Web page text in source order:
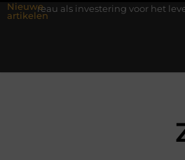
Nieuwe
artikelen
voor het leven Waarom